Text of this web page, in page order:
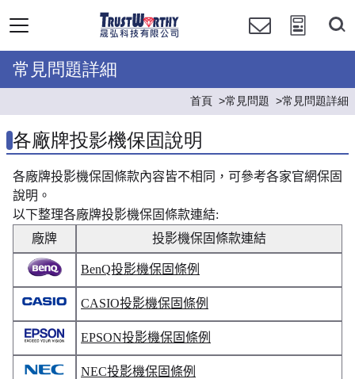
常見問題詳細
首頁 常見問題 常見問題詳細
各廠牌投影機保固說明
各廠牌投影機保固條款內容皆不相同，可參考各家官網保固
說明。
以下整理各廠牌投影機保固條款連結:
廠牌
投影機保固條款連結
BenQ投影機保固條例
CASIO投影機保固條例
EPSON投影機保固條例
NEC投影機保固條例